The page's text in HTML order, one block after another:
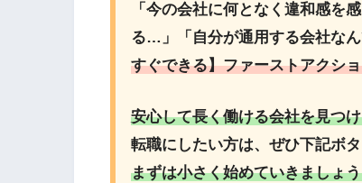
「今の会社に何となく違和感を
る…」「自分が通用する会社な
すぐできる】ファーストアクシ
安心して長く働ける会社を見つ
転職にしたい方は、ぜひ下記ボ
まずは小さく始めていきましょ